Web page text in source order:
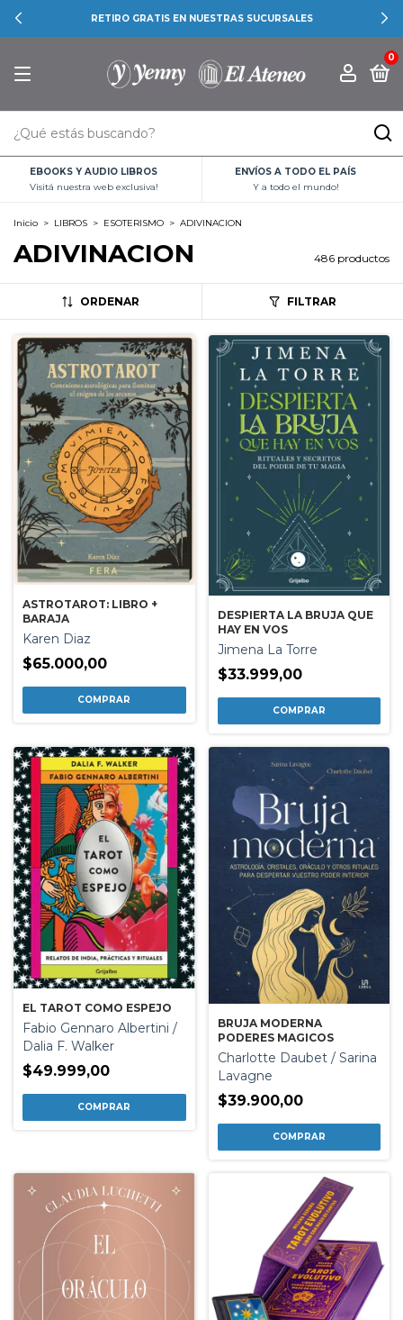
RETIRO GRATIS EN NUESTRAS SUCURSALES
0
EBOOKS Y AUDIO LIBROS
Visitá nuestra web exclusiva!
ENVÍOS A TODO EL PAÍS
Y a todo el mundo!
Inicio > LIBROS > ESOTERISMO > ADIVINACION
ADIVINACION 486 productos
ORDENAR FILTRAR
ASTROTAROT: LIBRO +
BARAJA
Karen Diaz
$65.000,00
DESPIERTA LA BRUJA QUE
HAY EN VOS
Jimena La Torre
$33.999,00
EL TAROT COMO ESPEJO
Fabio Gennaro Albertini /
Dalia F. Walker
$49.999,00
BRUJA MODERNA
PODERES MAGICOS
Charlotte Daubet / Sarina
Lavagne
$39.900,00